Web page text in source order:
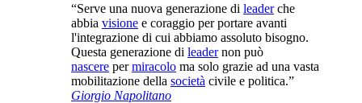
“Serve una nuova generazione di leaderche
abbia visione e coraggio per portare avanti
l'integrazione di cui abbiamo assoluto bisogno.
Questa generazione di leadernon può
nascere permiracolo ma solo grazie ad una vasta
mobilitazione della società civile e politica.”
Giorgio Napolitano